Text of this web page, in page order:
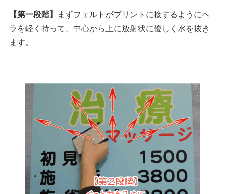
【第一段階】
まずフェルトがプリントに接するようにヘ
ラを軽く持って、中心から上に放射状に優しく水を抜き
ます。